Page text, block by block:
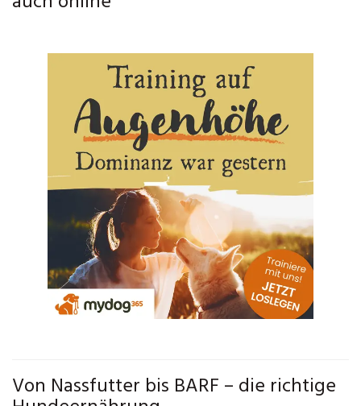
Von Nassfutter bis BARF – die richtige